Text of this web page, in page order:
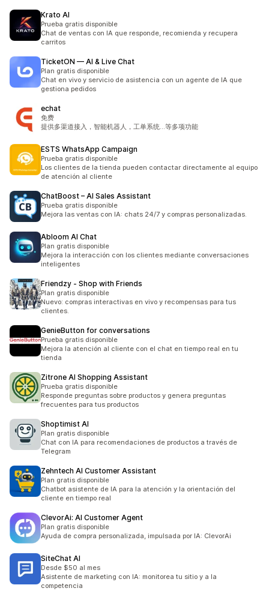
Krato AI
Prueba gratis disponible
Chat de ventas con IA que responde, recomienda y recupera
carritos
TicketON — AI & Live Chat
Plan gratis disponible
Chat en vivo y servicio de asistencia con un agente de IA que
gestiona pedidos
echat
免费
提供多渠道接入，智能机器人，工单系统...等多项功能
ESTS WhatsApp Campaign
Prueba gratis disponible
Los clientes de la tienda pueden contactar directamente al equipo
de atención al cliente
ChatBoost – AI Sales Assistant
Prueba gratis disponible
Mejora las ventas con IA: chats 24/7 y compras personalizadas.
Abloom AI Chat
Plan gratis disponible
Mejora la interacción con los clientes mediante conversaciones
inteligentes
Friendzy ‑ Shop with Friends
Plan gratis disponible
Nuevo: compras interactivas en vivo y recompensas para tus
clientes.
GenieButton for conversations
Prueba gratis disponible
Mejora la atención al cliente con el chat en tiempo real en tu
tienda
Zitrone AI Shopping Assistant
Prueba gratis disponible
Responde preguntas sobre productos y genera preguntas
frecuentes para tus productos
Shoptimist AI
Plan gratis disponible
Chat con IA para recomendaciones de productos a través de
Telegram
Zehntech AI Customer Assistant
Plan gratis disponible
Chatbot asistente de IA para la atención y la orientación del
cliente en tiempo real
ClevorAi: AI Customer Agent
Plan gratis disponible
Ayuda de compra personalizada, impulsada por IA: ClevorAi
SiteChat AI
Desde $50 al mes
Asistente de marketing con IA: monitorea tu sitio y a la
competencia